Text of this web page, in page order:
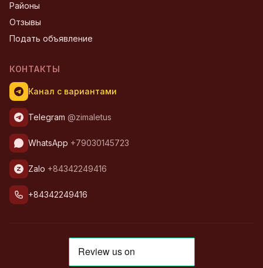
Районы
Отзывы
Подать объявление
КОНТАКТЫ
Канал с вариантами
Telegram @zimaletus
WhatsApp +79030145723
Zalo +84342249416
+84342249416